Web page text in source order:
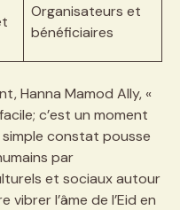
Organisateurs et
bénéficiaires
Hanna Mamod Ally, «
c’est un moment
simple constat pousse
par
et sociaux autour
l’âme de l’Eid en